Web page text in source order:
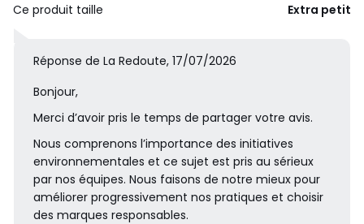
Ce produit taille Extra petit
Réponse de La Redoute, 17/07/2026
Bonjour,
Merci d’avoir pris le temps de partager votre avis.
Nous comprenons l’importance des initiatives
environnementales et ce sujet est pris au sérieux
par nos équipes. Nous faisons de notre mieux pour
améliorer progressivement nos pratiques et choisir
des marques responsables.